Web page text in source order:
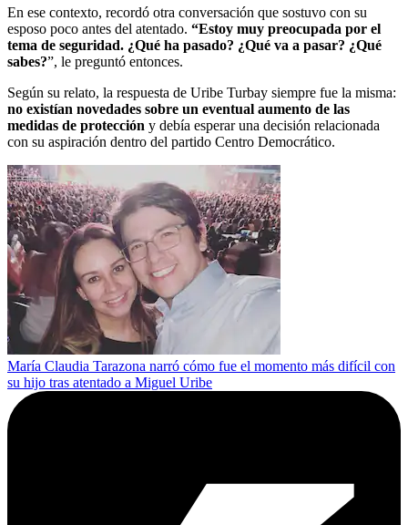
En ese contexto, recordó otra conversación que sostuvo con su
esposo poco antes del atentado. “Estoy muy preocupada por el
tema de seguridad. ¿Qué ha pasado? ¿Qué va a pasar? ¿Qué
sabes?”, le preguntó entonces.
Según su relato, la respuesta de Uribe Turbay siempre fue la misma:
no existían novedades sobre un eventual aumento de las
medidas de protección y debía esperar una decisión relacionada
con su aspiración dentro del partido Centro Democrático.
María Claudia Tarazona narró cómo fue el momento más difícil con
su hijo tras atentado a Miguel Uribe